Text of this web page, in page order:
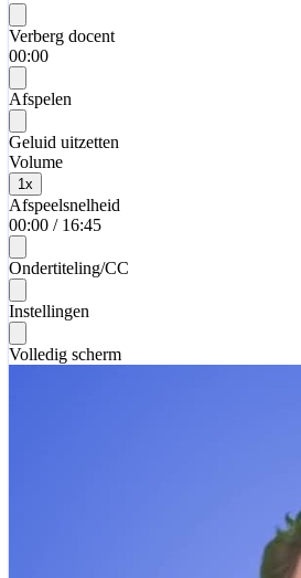
Verberg docent
00:00
Afspelen
Geluid uitzetten
Volume
1x
Afspeelsnelheid
00:00 / 16:45
Ondertiteling/CC
Instellingen
Volledig scherm